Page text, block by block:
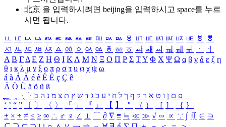
北京 을 입력하시려면 beijing을 입력하시고 space를 누르
시면 됩니다.
ㅥ ㅦ ㅧ ㅨ ㅩ ㅪ ㅫ ㅬ ㅭ ㅮ ㅯ ㅰ ㅱ ㅲ ㅳ ㅴ ㅵ ㅶ ㅷ ㅸ
ㅹ
ㅺ ㅻ ㅼ ㅽ ㅾ ㅿ ㆀ ㆁ ㆂ ㆃ ㆄ ㆅ ㆆ ㆇ ㆈ ㆉ ㆊ ㆋ ㆌ ㆍ
ㆎ
Α Β ΓΔ Ε Ζ Η Θ Ι ΚΛ Μ Ν Ξ Ο Π Ρ Σ ΤΥ Φ Χ Ψ Ω α β γ δ ε ζ η
θ ι κ λ μ ν ξ ο π ρ σ τ υ φ χ ψ ω
á à Á À é è É È ç Ç ê
Ä Ö Ü ä ö ü ß
ִֶֹ ֻּ ׁׂ פ ם ן ו ט א ר ק ף ך ל ח י ע כ ג ד ש ץ ת צ מ נ ה ב
‘ ’ “ ” 〔 〕 〈 〉 「 」 『 』 【 】 ＂ （ ） ［ ］ ｛ ｝
± × ÷ ≠ ≤ ≥ ∞ ∴ ♂ ♀ ∠ ⊥ ⌒ ∂ ∇ ≡ ≒ ≪ ≫ √ ∽ ∝ ∵ ∫ ∬ ∈ ∋